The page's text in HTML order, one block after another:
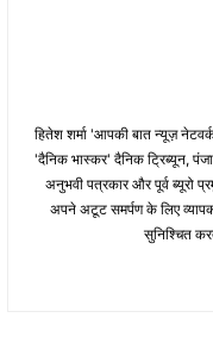
हितेश शर्मा 'आपकी बात न्यूज़
'दैनिक भास्कर' दैनिक ट्रिब्यून,
अनुभवी पत्रकार और पूर्व ब्यूरो
अपने अटूट समर्पण के लिए
सुनिश्चित